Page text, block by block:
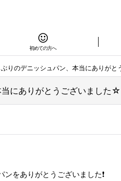
初めての方へ
ぶりのデニッシュパン、本当にありが
にありがとうございました☆
をありがとうございました❗️